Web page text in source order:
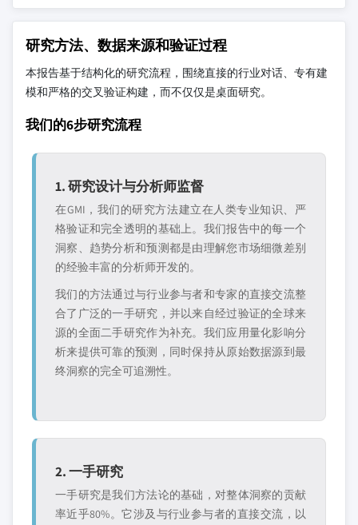
研究方法、数据来源和验证过程
本报告基于结构化的研究流程，围绕直接的行业对话、专有建
模和严格的交叉验证构建，而不仅仅是桌面研究。
我们的6步研究流程
1. 研究设计与分析师监督
在GMI，我们的研究方法建立在人类专业知识、严
格验证和完全透明的基础上。我们报告中的每一个
洞察、趋势分析和预测都是由理解您市场细微差别
的经验丰富的分析师开发的。
我们的方法通过与行业参与者和专家的直接交流整
合了广泛的一手研究，并以来自经过验证的全球来
源的全面二手研究作为补充。我们应用量化影响分
析来提供可靠的预测，同时保持从原始数据源到最
终洞察的完全可追溯性。
2. 一手研究
一手研究是我们方法论的基础，对整体洞察的贡献
率近乎80%。它涉及与行业参与者的直接交流，以